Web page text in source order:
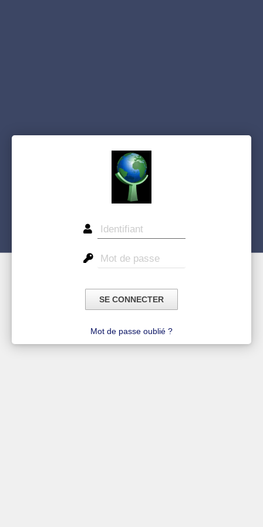
Mot de passe oublié ?